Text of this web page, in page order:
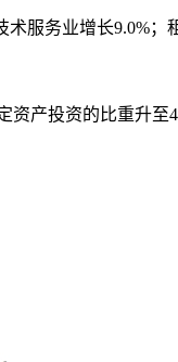
术服务业增长9.0%；
资产投资的比重升至4